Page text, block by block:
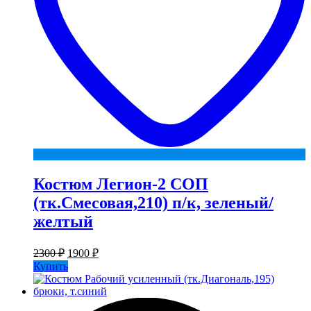
Костюм Легион-2 СОП
(тк.Смесовая,210) п/к, зеленый/
желтый
2300₽ Первоначальная
цена
составляла
2300 ₽.
1900 ₽Текущая
1900 ₽.
Купить